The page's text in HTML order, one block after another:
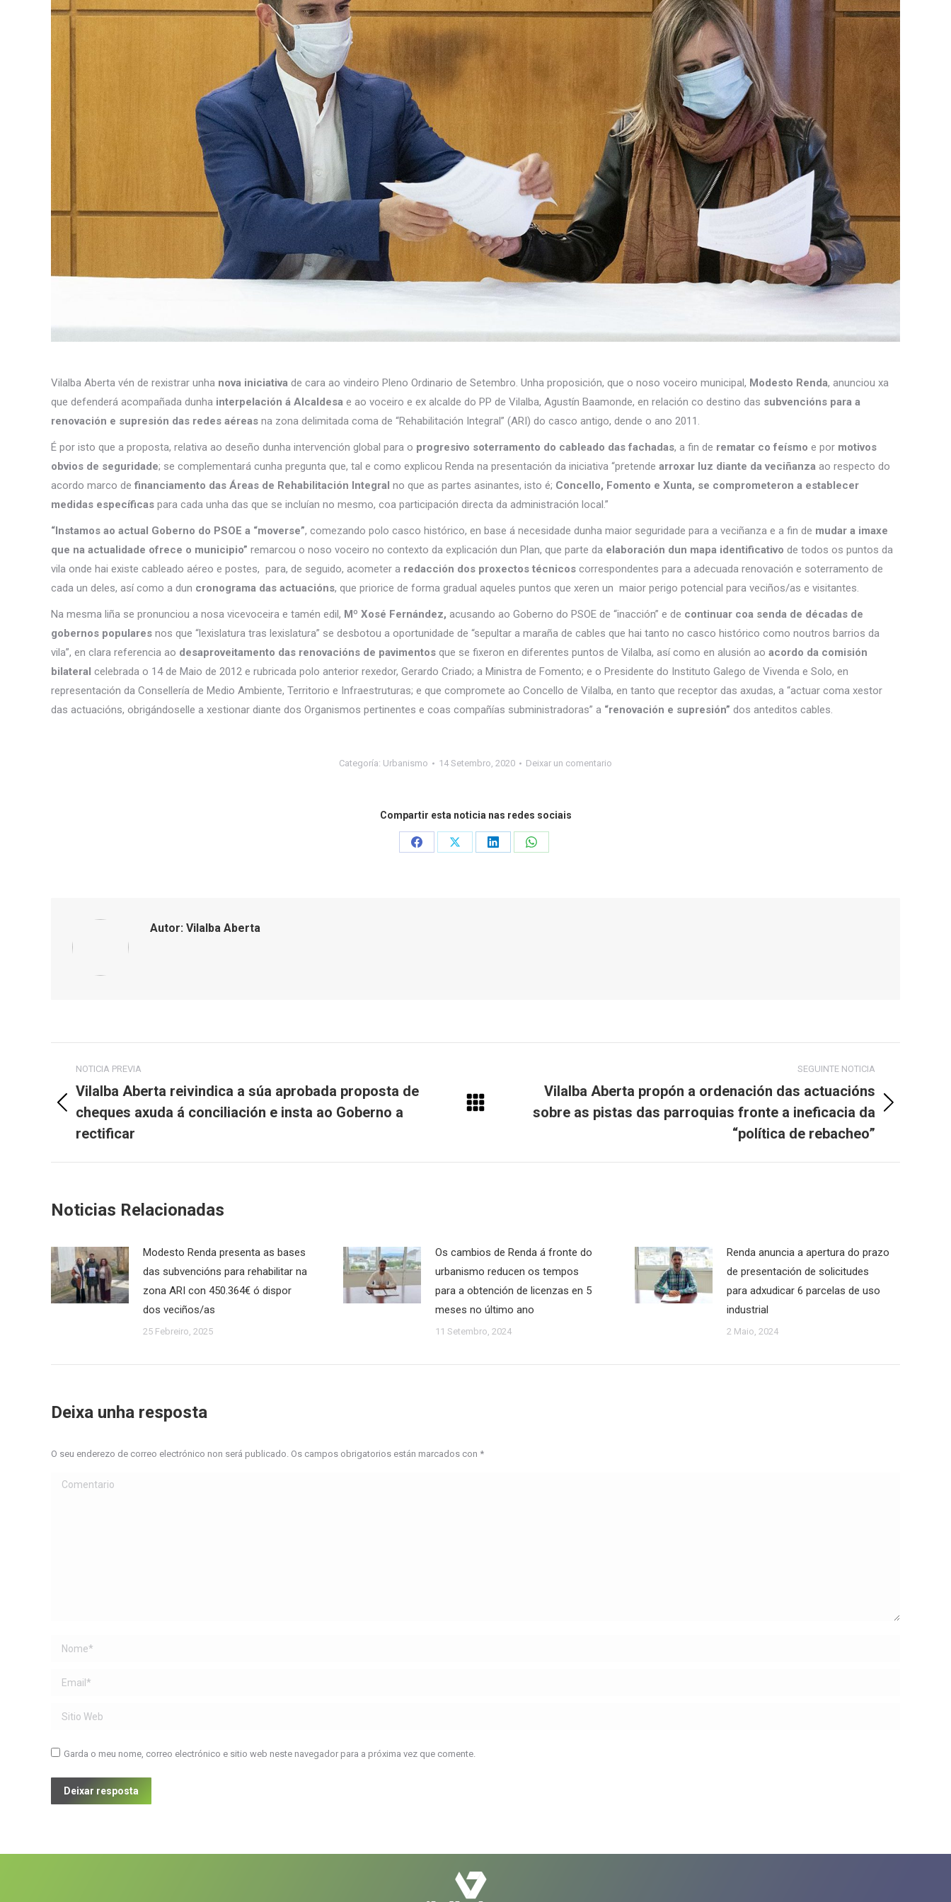
Vilalba Aberta vén de rexistrar unha nova iniciativa de cara ao vindeiro Pleno Ordinario de Setembro. Unha proposición, que o noso voceiro municipal, Modesto Renda, anunciou xa
que defenderá acompañada dunha interpelación á Alcaldesa e ao voceiro e ex alcalde do PP de Vilalba, Agustín Baamonde, en relación co destino das subvencións para a
renovación e supresión das redes aéreas na zona delimitada coma de “Rehabilitación Integral” (ARI) do casco antigo, dende o ano 2011.
É por isto que a proposta, relativa ao deseño dunha intervención global para o progresivo soterramento do cableado das fachadas, a fin de rematar co feísmo e por motivos
obvios de seguridade; se complementará cunha pregunta que, tal e como explicou Renda na presentación da iniciativa “pretende arroxar luz diante da veciñanza ao respecto do
acordo marco de financiamento das Áreas de Rehabilitación Integral no que as partes asinantes, isto é; Concello, Fomento e Xunta, se comprometeron a establecer
medidas específicas para cada unha das que se incluían no mesmo, coa participación directa da administración local.”
“Instamos ao actual Goberno do PSOE a “moverse”, comezando polo casco histórico, en base á necesidade dunha maior seguridade para a veciñanza e a fin de mudar a imaxe
que na actualidade ofrece o municipio” remarcou o noso voceiro no contexto da explicación dun Plan, que parte da elaboración dun mapa identificativo de todos os puntos da
vila onde hai existe cableado aéreo e postes, para, de seguido, acometer a redacción dos proxectos técnicos correspondentes para a adecuada renovación e soterramento de
cada un deles, así como a dun cronograma das actuacións, que priorice de forma gradual aqueles puntos que xeren un maior perigo potencial para veciños/as e visitantes.
Na mesma liña se pronunciou a nosa vicevoceira e tamén edil, Mº Xosé Fernández, acusando ao Goberno do PSOE de “inacción” e de continuar coa senda de décadas de
gobernos populares nos que “lexislatura tras lexislatura” se desbotou a oportunidade de “sepultar a maraña de cables que hai tanto no casco histórico como noutros barrios da
vila”, en clara referencia ao desaproveitamento das renovacións de pavimentos que se fixeron en diferentes puntos de Vilalba, así como en alusión ao acordo da comisión
bilateral celebrada o 14 de Maio de 2012 e rubricada polo anterior rexedor, Gerardo Criado; a Ministra de Fomento; e o Presidente do Instituto Galego de Vivenda e Solo, en
representación da Consellería de Medio Ambiente, Territorio e Infraestruturas; e que compromete ao Concello de Vilalba, en tanto que receptor das axudas, a “actuar coma xestor
das actuacións, obrigándoselle a xestionar diante dos Organismos pertinentes e coas compañías subministradoras” a “renovación e supresión” dos anteditos cables.
Categoría: Urbanismo 14 Setembro, 2020 Deixar un comentario
Compartir esta noticia nas redes sociais
Share
Share
Share
Share
Autor: Vilalba Aberta
navigation
NOTICIA PREVIA
Previous
post:
Vilalba Aberta reivindica a súa aprobada proposta de
cheques axuda á conciliación e insta ao Goberno a
rectificar
SEGUINTE NOTICIA
Vilalba Aberta propón a ordenación das actuacións
sobre as pistas das parroquias fronte a ineficacia da
“política de rebacheo”
Noticias Relacionadas
Modesto Renda presenta as bases
das subvencións para rehabilitar na
zona ARI con 450.364€ ó dispor
dos veciños/as
25 Febreiro, 2025
Os cambios de Renda á fronte do
urbanismo reducen os tempos
para a obtención de licenzas en 5
meses no último ano
11 Setembro, 2024
Renda anuncia a apertura do prazo
de presentación de solicitudes
para adxudicar 6 parcelas de uso
industrial
2 Maio, 2024
Deixa unha resposta
O seu enderezo de correo electrónico non será publicado. Os campos obrigatorios están marcados con *
Comentario
Name *
Email *
Sitio Web
Garda o meu nome, correo electrónico e sitio web neste navegador para a próxima vez que comente.
Deixar resposta